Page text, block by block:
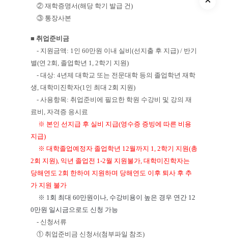
② 재학증명서(해당 학기 발급 건)
③ 통장사본
■ 취업준비금
- 지원금액: 1인 60만원 이내 실비(선지출 후 지급) / 반기
별(연 2회, 졸업학년 1, 2학기 지원)
- 대상: 4년제 대학교 또는 전문대학 등의 졸업학년 재학
생, 대학미진학자(1인 최대 2회 지원)
- 사용항목: 취업준비에 필요한 학원 수강비 및 강의 재
료비, 자격증 응시료
※ 본인 선지급 후 실비 지급(영수증 증빙에 따른 비용
지급)
※ 대학졸업예정자 졸업학년 12월까지 1, 2학기 지원(총
2회 지원), 익년 졸업전 1-2월 지원불가, 대학미진학자는
당해연도 2회 한하여 지원하며 당해연도 이후 퇴사 후 추
가 지원 불가
※ 1회 최대 60만원이나, 수강비용이 높은 경우 연간 12
0만원 일시금으로도 신청 가능
- 신청서류
① 취업준비금 신청서(첨부파일 참조)